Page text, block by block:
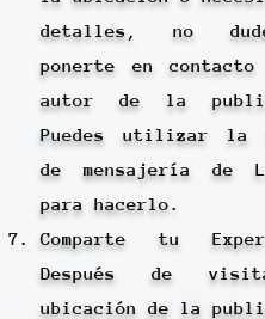
detalles, no
ponerte en
autor de la
Puedes utilizar la
de mensajería de
para hacerlo.
Comparte tu
Después de
ubicación de la